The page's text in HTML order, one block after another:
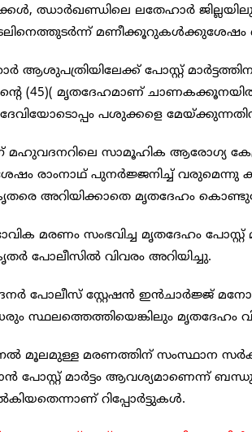
ഝാര്‍ഖണ്ഡിലെ ലതേഹാര്‍
മണീക്കൂറുകള്‍ക്കുശേഷം
ആശുപത്രിയിലേക്ക് പോസ്റ്റ്
(45)( മൃതദേഹമാണ്
പശുക്കളെ
മഹുവദനറിലെ സാമൂഹിക ആരോഗ്യ
രാംനാഥ് പുനര്‍ജ്ജനിച്ച് വരുമെന്നു
അറിയിക്കാതെ മൃതദേഹം
മരണം സംഭവിച്ച മൃതദേഹം
പോലീസില്‍ വിവരം അറിയിച്ചു.
പോലീസ് സ്റ്റേഷന്‍ ഇന്‍ചാര്‍ജ്ജ്
സ്ഥലത്തെത്തിയെങ്കിലും മൃതദേഹം
മൂലമുള്ള മരണത്തിന് സംസ്ഥാന
പോസ്റ്റ് മാര്‍ട്ടം ആവശ്യമാണെന്ന്
റിപ്പോര്‍ട്ടുകള്‍.